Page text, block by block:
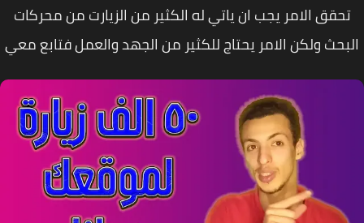
الامر يجب ان ياتي له الكثير من الزيارت من محركات
ولكن الامر يحتاج للكثير من الجهد والعمل فتابع معي